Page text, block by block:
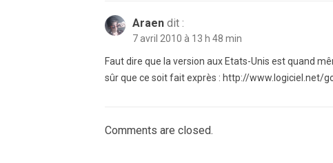
Araen dit :
7 avril 2010 à 13 h 48 min
Faut dire que la version aux Etats-Unis est quand
sûr que ce soit fait exprès : http://www.logiciel.net/
Comments are closed.